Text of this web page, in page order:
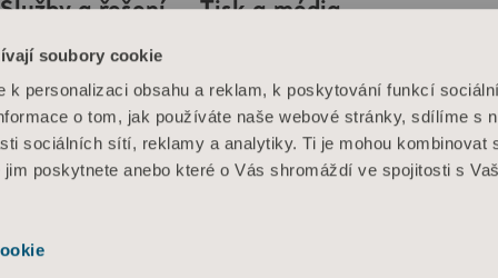
soubory cookie
k personalizaci obsahu a reklam, k poskytování funkcí
o tom, jak používáte naše webové stránky, sdílíme s
sociálních sítí, reklamy a analytiky. Ti je mohou kombinovat
poskytnete anebo které o Vás shromáždí ve spojitosti s
Služby a řešení
Znalosti
O nás
Kontaktujte nás
Tisk a média